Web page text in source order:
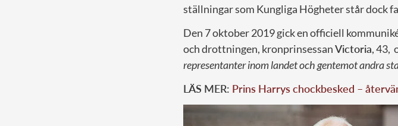
ställningar som Kungliga Högheter står dock
Den 7 oktober 2019 gick en officiell
och drottningen, kronprinsessanVictoria, 43,
representanter inom landet och gentemot andra
LÄS MER: Prins Harrys chockbesked –